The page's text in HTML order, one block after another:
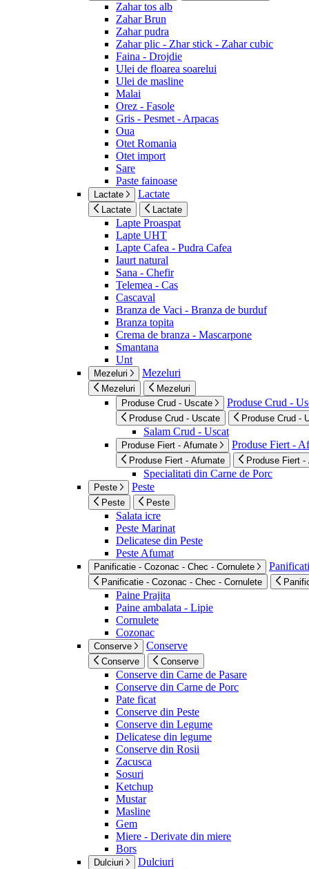
Zahar tos alb
Zahar Brun
Zahar pudra
Zahar plic - Zhar stick - Zahar cubic
Faina - Drojdie
Ulei de floarea soarelui
Ulei de masline
Malai
Orez - Fasole
Gris - Pesmet - Arpacas
Oua
Otet Romania
Otet import
Sare
Paste fainoase
Lactate Lactate
Lactate Lactate
Lapte Proaspat
Lapte UHT
Lapte Cafea - Pudra Cafea
Iaurt natural
Sana - Chefir
Telemea - Cas
Cascaval
Branza de Vaci - Branza de burduf
Branza topita
Crema de branza - Mascarpone
Smantana
Unt
Mezeluri Mezeluri
Mezeluri
Mezeluri
Produse Crud - Uscate
Produse Crud -
Produse Crud - Uscate Produse Crud -
Salam Crud - Uscat
Produse Fiert - Afumate Produse Fiert -
Produse Fiert - Afumate Produse Fiert -
Specialitati din Carne de Porc
Peste Peste
Peste Peste
Salata icre
Peste Marinat
Delicatese din Peste
Peste Afumat
Panificatie - Cozonac - Chec - Cornulete
Panificatie - Cozonac - Chec - Cornulete
Paine Prajita
Paine ambalata - Lipie
Cornulete
Cozonac
Conserve Conserve
Conserve Conserve
Conserve din Carne de Pasare
Conserve din Carne de Porc
Pate ficat
Conserve din Peste
Conserve din Legume
Delicatese din legume
Conserve din Rosii
Zacusca
Sosuri
Ketchup
Mustar
Masline
Gem
Miere - Derivate din miere
Bors
Dulciuri Dulciuri